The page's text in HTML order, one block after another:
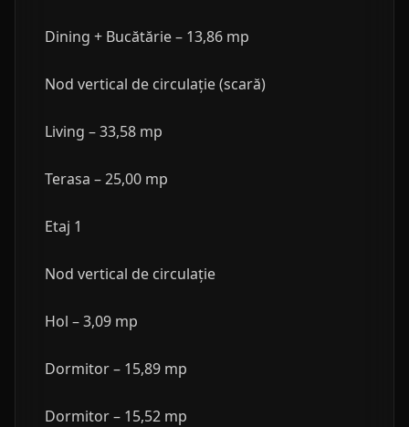
Dining + Bucătărie – 13,86 mp
Nod vertical de circulație (scară)
Living – 33,58 mp
Terasa – 25,00 mp
Etaj 1
Nod vertical de circulație
Hol – 3,09 mp
Dormitor – 15,89 mp
Dormitor – 15,52 mp